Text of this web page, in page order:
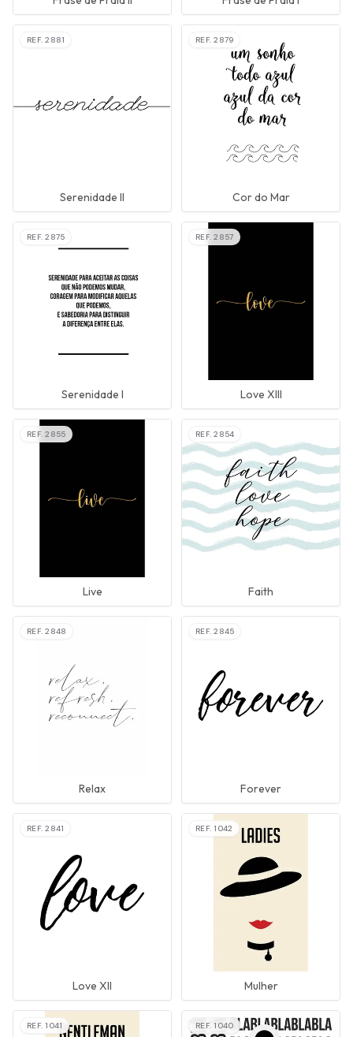
REF.2881
Serenidade II
REF.2879
Cor do Mar
REF.2875
Serenidade I
REF.2857
Love XIII
REF.2855
Live
REF.2854
Faith
REF.2848
Relax
REF.2845
Forever
REF.2841
Love XII
REF. 1042
Mulher
REF. 1041 REF. 1040